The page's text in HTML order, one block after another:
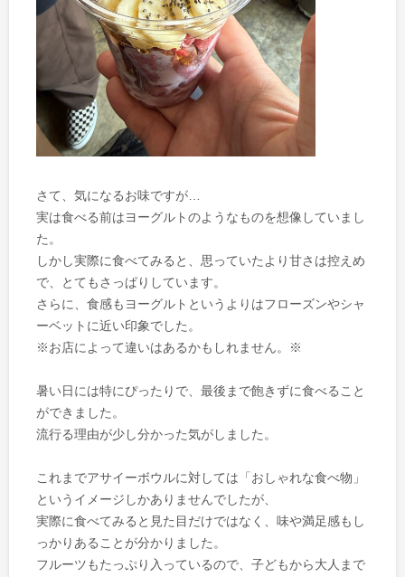
さて、気になるお味ですが…
実は食べる前はヨーグルトのようなものを想像していまし
た。
しかし実際に食べてみると、思っていたより甘さは控えめ
で、とてもさっぱりしています。
さらに、食感もヨーグルトというよりはフローズンやシャ
ーベットに近い印象でした。
※お店によって違いはあるかもしれません。※
暑い日には特にぴったりで、最後まで飽きずに食べること
ができました。
流行る理由が少し分かった気がしました。
これまでアサイーボウルに対しては「おしゃれな食べ物」
というイメージしかありませんでしたが、
実際に食べてみると見た目だけではなく、味や満足感もし
っかりあることが分かりました。
フルーツもたっぷり入っているので、子どもから大人まで